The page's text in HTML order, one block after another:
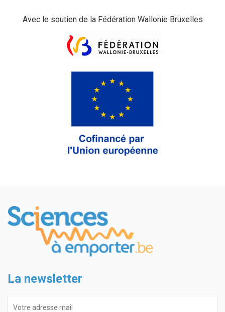
Avec le soutien de la Fédération Wallonie Bruxelles
La newsletter